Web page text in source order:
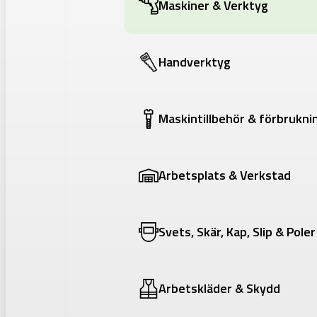
Maskiner & Verktyg
Handverktyg
Maskintillbehör &
Arbetsplats & Verkstad
Svets, Skär, Kap, Slip & Poler
Arbetskläder & Skydd